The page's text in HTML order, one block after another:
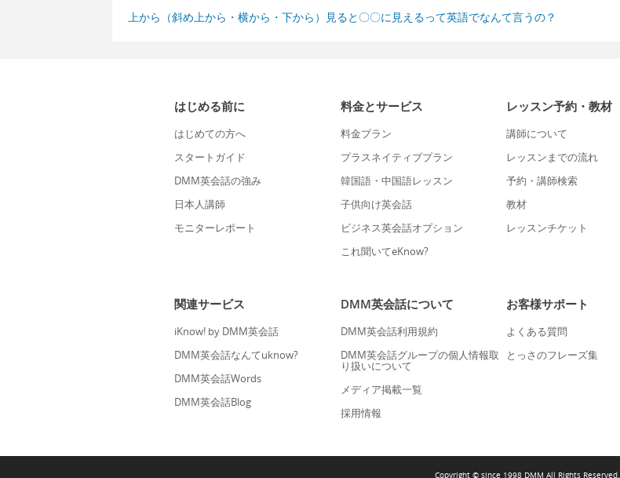
上から（斜め上から・横から・下から）見ると〇〇に見えるって英語でなんて言うの？
はじめる前に
はじめての方へ
スタートガイド
DMM英会話の強み
日本人講師
モニターレポート
料金とサービス
料金プラン
プラスネイティブプラン
韓国語・中国語レッスン
子供向け英会話
ビジネス英会話オプション
これ聞いてeKnow?
レッスン予約・教材
講師について
レッスンまでの流れ
予約・講師検索
教材
レッスンチケット
関連サービス
iKnow! by DMM英会話
DMM英会話なんてuknow?
DMM英会話Words
DMM英会話Blog
DMM英会話について
DMM英会話利用規約
DMM英会話グループの個人情報取
り扱いについて
メディア掲載一覧
採用情報
お客様サポート
よくある質問
とっさのフレーズ集
Copyright © since 1998 DMM All Rights Reserved.